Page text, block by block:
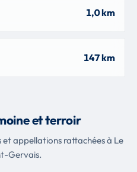
1,0 km
147 km
et terroir
et appellations rattachées à Le
Gervais.